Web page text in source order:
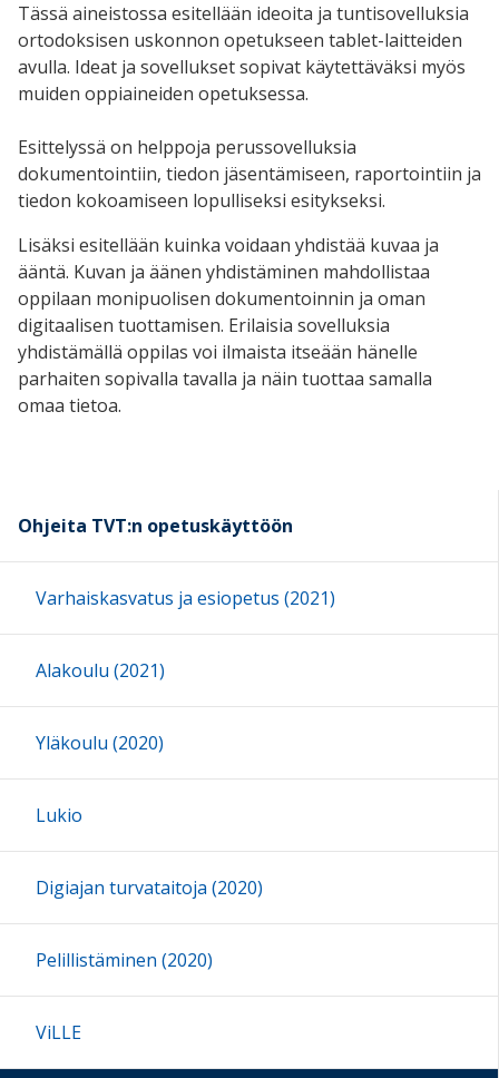
Tässä aineistossa esitellään ideoita ja tuntisovelluksia
ortodoksisen uskonnon opetukseen tablet-laitteiden
avulla. Ideat ja sovellukset sopivat käytettäväksi myös
muiden oppiaineiden opetuksessa.
Esittelyssä on helppoja perussovelluksia
dokumentointiin, tiedon jäsentämiseen, raportointiin ja
tiedon kokoamiseen lopulliseksi esitykseksi.
Lisäksi esitellään kuinka voidaan yhdistää kuvaa ja
ääntä. Kuvan ja äänen yhdistäminen mahdollistaa
oppilaan monipuolisen dokumentoinnin ja oman
digitaalisen tuottamisen. Erilaisia sovelluksia
yhdistämällä oppilas voi ilmaista itseään hänelle
parhaiten sopivalla tavalla ja näin tuottaa samalla
omaa tietoa.
Ohjeita TVT:n opetuskäyttöön
Varhaiskasvatus ja esiopetus (2021)
Alakoulu (2021)
Yläkoulu (2020)
Lukio
Digiajan turvataitoja (2020)
Pelillistäminen (2020)
ViLLE